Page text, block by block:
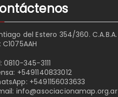
del Estero 354/360. C.A.B.A.
C1075AAH
0810-345-3111
+5491140833012
+5491156033633
info@asociacionamap.org.ar